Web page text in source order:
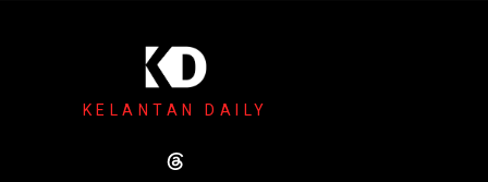
KELANTAN DAILY